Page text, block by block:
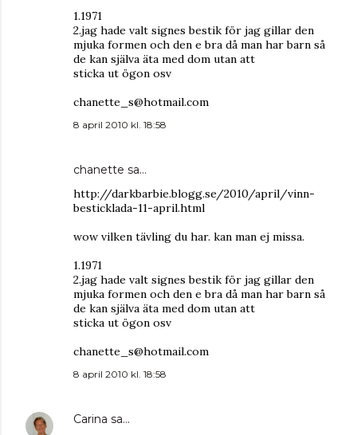
1.1971
2.jag hade valt signes bestik för jag gillar den
mjuka formen och den e bra då man har barn så
de kan själva äta med dom utan att
sticka ut ögon osv
chanette_s@hotmail.com
8 april 2010 kl. 18:58
chanette sa…
http://darkbarbie.blogg.se/2010/april/vinn-
besticklada-11-april.html
wow vilken tävling du har. kan man ej missa.
1.1971
2.jag hade valt signes bestik för jag gillar den
mjuka formen och den e bra då man har barn så
de kan själva äta med dom utan att
sticka ut ögon osv
chanette_s@hotmail.com
8 april 2010 kl. 18:58
Carina sa…